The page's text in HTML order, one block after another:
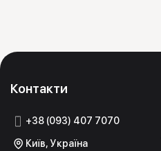
Контакти
+38 (093) 407 7070
Київ, Україна